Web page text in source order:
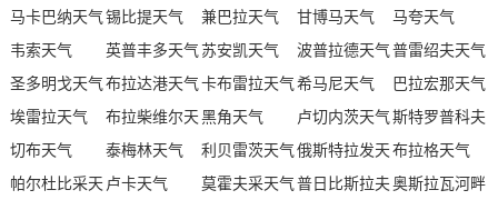
马卡巴纳天气 锡比提天气 兼巴拉天气 甘博马天气
马夸天气
韦索天气
英普丰多天气 苏安凯天气 波普拉德天气 普雷绍夫天气
圣多明戈天气 布拉达港天气 卡布雷拉天气 希马尼天气
巴拉宏那天气
埃雷拉天气
布拉柴维尔天
气
黑角天气 卢切内茨天气 斯特罗普科夫
天气
切布天气 泰梅林天气 利贝雷茨天气 俄斯特拉发天
气
布拉格天气
帕尔杜比采天 卢卡天气 莫霍夫采天气 普日比斯拉夫 奥斯拉瓦河畔